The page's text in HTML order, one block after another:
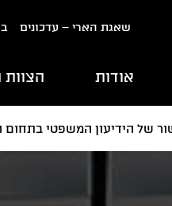
שאגת הארי – עדכונים
אודות
של הידיעון המשפטי